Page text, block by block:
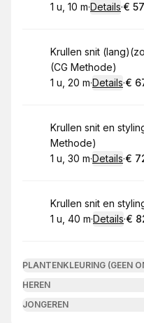
. Duur:
1 u, 10 m·Details·
.
€ 57
Boek
Krullen snit
(CG Methode)
. Duur:
1 u, 20 m·Details·
.
€
Boek
Krullen snit en
Methode)
. Duur:
1 u, 30 m·Details·
.
€
Boek
Krullen snit en
. Duur :
1 u, 40 m·Details·
.
€
PLANTENKLEURING (GEEN
HEREN
JONGEREN